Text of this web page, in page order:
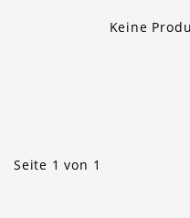
Keine
Seite 1 von 1